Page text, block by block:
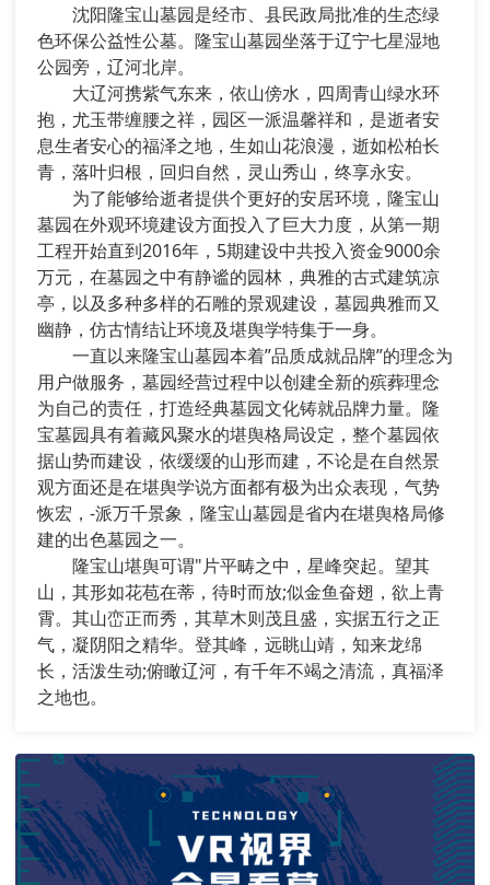
沈阳隆宝山墓园是经市、县民政局批准的生态绿
色环保公益性公墓。隆宝山墓园坐落于辽宁七星湿地
公园旁，辽河北岸。
大辽河携紫气东来，依山傍水，四周青山绿水环
抱，尤玉带缠腰之祥，园区一派温馨祥和，是逝者安
息生者安心的福泽之地，生如山花浪漫，逝如松柏长
青，落叶归根，回归自然，灵山秀山，终享永安。
为了能够给逝者提供个更好的安居环境，隆宝山
墓园在外观环境建设方面投入了巨大力度，从第一期
工程开始直到2016年，5期建设中共投入资金9000余
万元，在墓园之中有静谧的园林，典雅的古式建筑凉
亭，以及多种多样的石雕的景观建设，墓园典雅而又
幽静，仿古情结让环境及堪舆学特集于一身。
一直以来隆宝山墓园本着”品质成就品牌”的理念为
用户做服务，墓园经营过程中以创建全新的殡葬理念
为自己的责任，打造经典墓园文化铸就品牌力量。隆
宝墓园具有着藏风聚水的堪舆格局设定，整个墓园依
据山势而建设，依缓缓的山形而建，不论是在自然景
观方面还是在堪舆学说方面都有极为出众表现，气势
恢宏，-派万千景象，隆宝山墓园是省内在堪舆格局修
建的出色墓园之一。
隆宝山堪舆可谓"片平畴之中，星峰突起。望其
山，其形如花苞在蒂，待时而放;似金鱼奋翅，欲上青
霄。其山峦正而秀，其草木则茂且盛，实据五行之正
气，凝阴阳之精华。登其峰，远眺山靖，知来龙绵
长，活泼生动;俯瞰辽河，有千年不竭之清流，真福泽
之地也。